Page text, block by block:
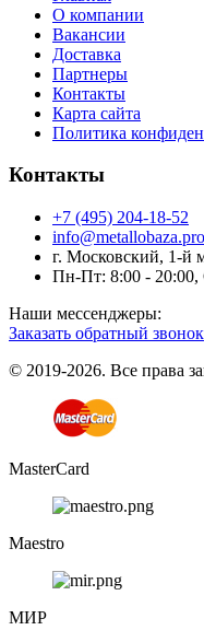
О компании
Вакансии
Доставка
Партнеры
Контакты
Карта сайта
Политика
Контакты
+7 (495) 204-18-52
info@metallobaza.pro
г. Московский, 1-й
Пн-Пт: 8:00 - 20:00,
Наши мессенджеры:
Заказать обратный звонок
© 2019-2026. Все права
MasterCard
Maestro
МИР